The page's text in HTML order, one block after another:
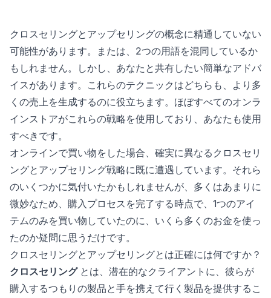
クロスセリングとアップセリングの概念に精通していない
可能性があります。または、2つの用語を混同しているか
もしれません。しかし、あなたと共有したい簡単なアドバ
イスがあります。これらのテクニックはどちらも、より多
くの売上を生成するのに役立ちます。ほぼすべてのオンラ
インストアがこれらの戦略を使用しており、あなたも使用
すべきです。
オンラインで買い物をした場合、確実に異なるクロスセリ
ングとアップセリング戦略に既に遭遇しています。それら
のいくつかに気付いたかもしれませんが、多くはあまりに
微妙なため、購入プロセスを完了する時点で、1つのアイ
テムのみを買い物していたのに、いくら多くのお金を使っ
たのか疑問に思うだけです。
クロスセリングとアップセリングとは正確には何ですか？
クロスセリングとは、潜在的なクライアントに、彼らが
購入するつもりの製品と手を携えて行く製品を提供するこ